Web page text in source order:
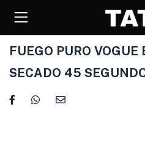
FUEGO PURO
SECADO 45